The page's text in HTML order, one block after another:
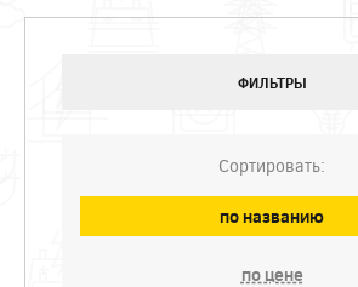
ФИЛЬТРЫ
Сортировать:
по названию
по цене